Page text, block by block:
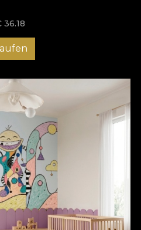
36.18